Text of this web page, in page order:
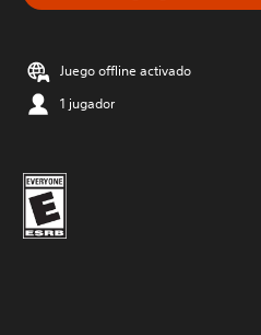
Juego offline activado
1 jugador